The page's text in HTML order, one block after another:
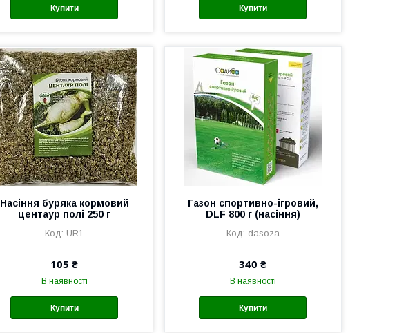
Купити Купити
Насіння буряка кормовий
центаур полі 250 г
UR1
105 ₴
В наявності
Купити
Газон спортивно-ігровий,
DLF 800 г (насіння)
dasoza
340 ₴
В наявності
Купити